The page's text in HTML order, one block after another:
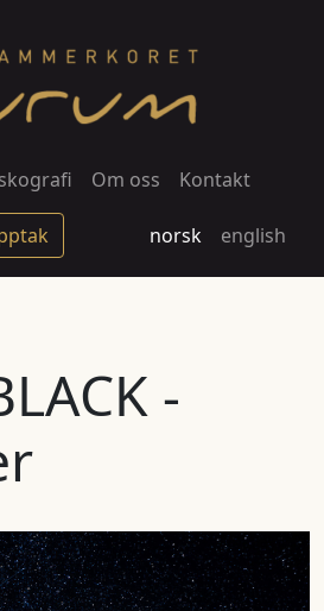
Om oss Kontakt
norsk english
-